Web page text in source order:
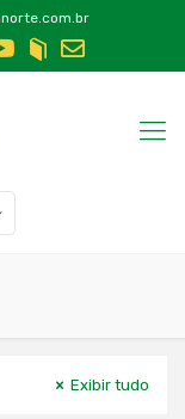
Exibir tudo